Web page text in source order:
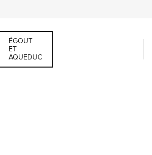
ÉGOUT
ET
AQUEDUC